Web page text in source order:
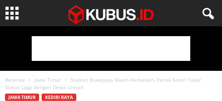
Beranda Jawa Timur
Stadion Brawijaya Masih Perbaikan, Persik Kediri Tukar
Status Laga dengan Dewa United
JAWA TIMUR KEDIRI RAYA